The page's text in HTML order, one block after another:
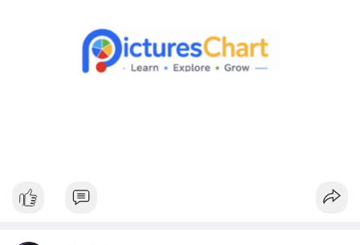
hành động theo cảm xúc. Nếu chuyển sang ví lạnh, đây là tín
hiệu tích cực cho xu hướng dài hạn.